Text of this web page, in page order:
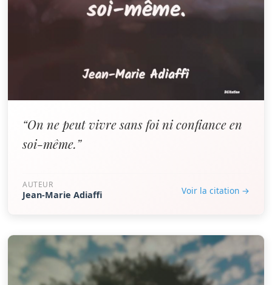
“On ne peut vivre sans foi ni confiance en
soi-même.”
AUTEUR
Jean-Marie Adiaffi Voir la citation →